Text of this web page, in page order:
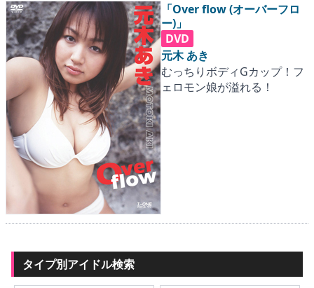
▶会社概要
▶お問い合わせフォーム
「Over flow (オーバーフロ
ー)」
DVD
元木 あき
むっちりボディGカップ！フ
ェロモン娘が溢れる！
タイプ別アイドル検索